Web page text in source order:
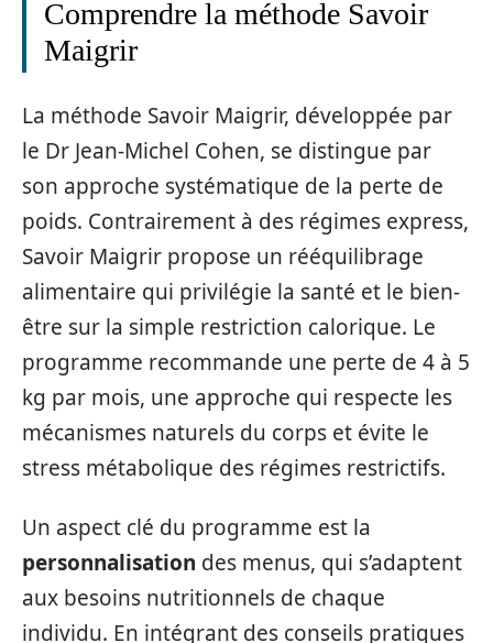
Comprendre la méthode Savoir
Maigrir
La méthode Savoir Maigrir, développée par
le Dr Jean-Michel Cohen, se distingue par
son approche systématique de la perte de
poids. Contrairement à des régimes express,
Savoir Maigrir propose un rééquilibrage
alimentaire qui privilégie la santé et le bien-
être sur la simple restriction calorique. Le
programme recommande une perte de 4 à 5
kg par mois, une approche qui respecte les
mécanismes naturels du corps et évite le
stress métabolique des régimes restrictifs.
Un aspect clé du programme est la
personnalisation des menus, qui s’adaptent
aux besoins nutritionnels de chaque
individu. En intégrant des conseils pratiques